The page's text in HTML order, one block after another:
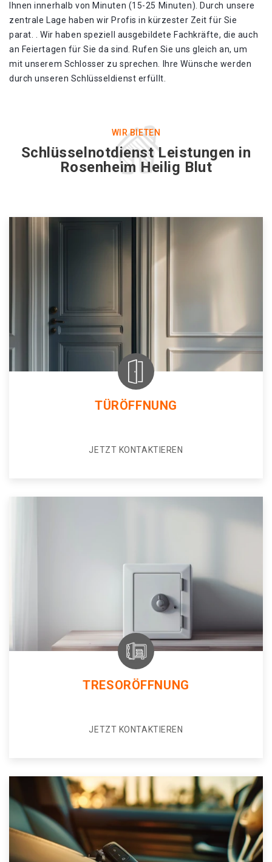
Ihnen innerhalb von Minuten (15-25 Minuten). Durch unsere
zentrale Lage haben wir Profis in kürzester Zeit für Sie
parat. . Wir haben speziell ausgebildete Fachkräfte, die auch
an Feiertagen für Sie da sind. Rufen Sie uns gleich an, um
mit unserem Schlosser zu sprechen. Ihre Wünsche werden
durch unseren Schlüsseldienst erfüllt.
WIR BIETEN
Schlüsselnotdienst Leistungen in
Rosenheim Heilig Blut
TÜRÖFFNUNG
JETZT KONTAKTIEREN
TRESORÖFFNUNG
JETZT KONTAKTIEREN